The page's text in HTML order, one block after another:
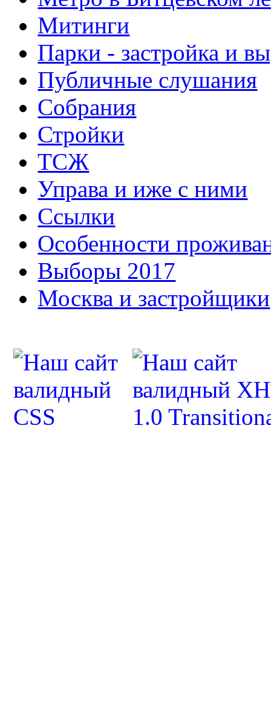
Митинги
Парки - застройка и
Публичные слушания
Собрания
Стройки
ТСЖ
Управа и иже с ними
Ссылки
Особенности
Выборы 2017
Москва и застройщики